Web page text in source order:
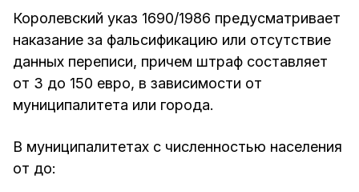
Королевский указ 1690/1986 предусматривает
наказание за фальсификацию или отсутствие
данных переписи, причем штраф составляет
от 3 до 150 евро, в зависимости от
муниципалитета или города.
В муниципалитетах с численностью населения
от до: